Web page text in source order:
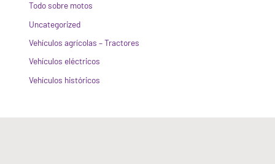
Todo sobre motos
Uncategorized
Vehículos agrícolas – Tractores
Vehículos eléctricos
Vehículos históricos